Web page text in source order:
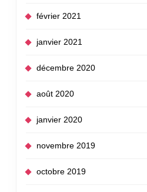
février 2021
janvier 2021
décembre 2020
août 2020
janvier 2020
novembre 2019
octobre 2019